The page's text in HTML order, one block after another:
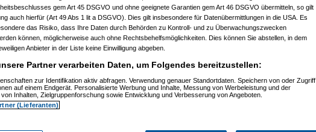
21.12.2008, 12:43:46)
12:46:42)
21.12.2008, 12:48:51)
am 21.12.2008, 15:29:14)
am 21.12.2008, 12:49:41)
am 21.12.2008, 12:59:58)
am 22.12.2008, 19:52:16)
am 22.12.2008, 20:38:25)
am 22.12.2008, 20:56:19)
am 22.12.2008, 21:01:14)
am 22.12.2008, 21:06:19)
am 22.12.2008, 21:26:38)
gem Art 45 DSGVO und ohne geeignete Garantien gem Art 46 DSGVO übermitteln, so gilt
auch hierfür (Art 49 Abs 1 lit a DSGVO). Dies gilt insbesondere für Datenübermittlungen in die USA. Es
das Risiko, dass Ihre Daten durch Behörden zu Kontroll- und zu Überwachungszwecken
können, möglicherweise auch ohne Rechtsbehelfsmöglichkeiten. Dies können Sie abstellen, in dem
Anbieter in der Liste keine Einwilligung abgeben.
Partner verarbeiten Daten, um Folgendes bereitzustellen:
zur Identifikation aktiv abfragen. Verwendung genauer Standortdaten. Speichern von oder Zugriff
auf einem Endgerät. Personalisierte Werbung und Inhalte, Messung von Werbeleistung und der
Inhalten, Zielgruppenforschung sowie Entwicklung und Verbesserung von Angeboten.
(Lieferanten)